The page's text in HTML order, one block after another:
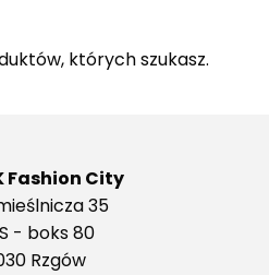
których szukasz.
Fashion City
35
- boks 80
Rzgów